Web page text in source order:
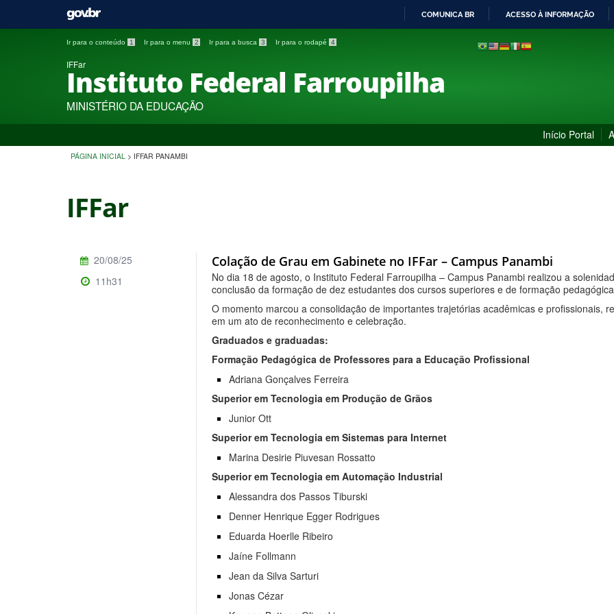
PARA
COMUNICA BR ACESSO À INFORMAÇÃO
Ir para o conteúdo 1 Ir para o menu 2 Ir para a busca 3 Ir para o rodapé 4
IFFar
Instituto Federal Farroupilha
MINISTÉRIO DA EDUCAÇÃO
Início Portal
PÁGINA INICIAL > IFFAR PANAMBI
IFFar
Colação de Grau em Gabinete no IFFar – Campus Panambi
No dia 18 de agosto, o Instituto Federal Farroupilha – Campus Panambi realizou a
conclusão da formação de dez estudantes dos cursos superiores e de formação
O momento marcou a consolidação de importantes trajetórias acadêmicas e profissionais,
em um ato de reconhecimento e celebração.
Graduados e graduadas:
Formação Pedagógica de Professores para a Educação Profissional
Adriana Gonçalves Ferreira
Superior em Tecnologia em Produção de Grãos
Junior Ott
Superior em Tecnologia em Sistemas para Internet
Marina Desirie Piuvesan Rossatto
Superior em Tecnologia em Automação Industrial
Alessandra dos Passos Tiburski
Denner Henrique Egger Rodrigues
Eduarda Hoerlle Ribeiro
Jaíne Follmann
Jean da Silva Sarturi
Jonas Cézar
20/08/25
11h31